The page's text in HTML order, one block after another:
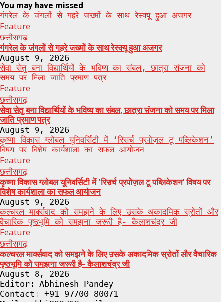
You may have missed
गंगरेल के जंगलों से गहरे जख्मों के साथ रेस्क्यू हुआ अजगर
Feature
छत्तीसगढ़
गंगरेल के जंगलों से गहरे जख्मों के साथ रेस्क्यू हुआ अजगर
August 9, 2026
सेवा सेतु बना विद्यार्थियों के भविष्य का संबल, छात्रा संजना को
समय पर मिला जाति प्रमाण पत्र
Feature
छत्तीसगढ़
सेवा सेतु बना विद्यार्थियों के भविष्य का संबल, छात्रा संजना को समय पर मिला
जाति प्रमाण पत्र
August 9, 2026
कृष्णा विकास ग्लोबल यूनिवर्सिटी में ‘रिसर्च प्रपोज़ल टू पब्लिकेशन’
विषय पर विशेष कार्यशाला का सफल आयोजन
Feature
छत्तीसगढ़
कृष्णा विकास ग्लोबल यूनिवर्सिटी में ‘रिसर्च प्रपोज़ल टू पब्लिकेशन’ विषय पर
विशेष कार्यशाला का सफल आयोजन
August 9, 2026
कल्चरल मार्क्सवाद को समझने के लिए उसके अकादमिक स्रोतों और
वैचारिक पृष्ठभूमि को समझना जरूरी है- कैलाशचंद्र जी
Feature
छत्तीसगढ़
कल्चरल मार्क्सवाद को समझने के लिए उसके अकादमिक स्रोतों और वैचारिक
पृष्ठभूमि को समझना जरूरी है- कैलाशचंद्र जी
August 8, 2026
Editor: Abhinesh Pandey
Contact: +91 97700 80071